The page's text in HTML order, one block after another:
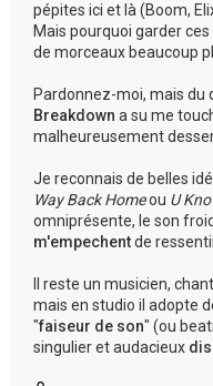
pépites ici et là (Boom,
Mais pourquoi garder
de morceaux beaucoup
Pardonnez-moi, mais du
Breakdown a su me
malheureusement
Je reconnais de belles
Way Back Homeou U
omniprésente, le son
m'empechentde
Il reste un musicien,
mais en studio il adopte
"faiseur de son" (ou
singulier et audacieux